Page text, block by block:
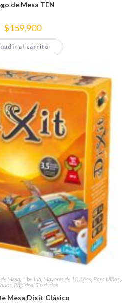
de Mesa TEN
$159,900
al carrito
Mesa, Libellud, Mayores de 10 Años, Para Niños,
, Rápidos, Sin dados
Mesa Dixit Clásico